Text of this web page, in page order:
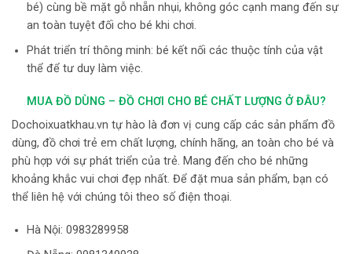
bé) cùng bề mặt gỗ nhẵn nhụi, không góc cạnh mang đến sự
an toàn tuyệt đối cho bé khi chơi.
Phát triển trí thông minh: bé kết nối các thuộc tính của vật
thể để tư duy làm việc.
MUA ĐỒ DÙNG – ĐỒ CHƠI CHO BÉ CHẤT LƯỢNG Ở ĐÂU?
Dochoixuatkhau.vn tự hào là đơn vị cung cấp các sản phẩm đồ
dùng, đồ chơi trẻ em chất lượng, chính hãng, an toàn cho bé và
phù hợp với sự phát triển của trẻ. Mang đến cho bé những
khoảng khắc vui chơi đẹp nhất. Để đặt mua sản phẩm, bạn có
thể liên hệ với chúng tôi theo số điện thoại.
Hà Nội: 0983289958